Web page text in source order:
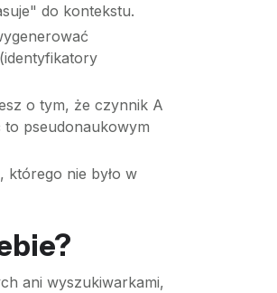
do kontekstu.
o tym, że czynnik A
to pseudonaukowym
którego nie było w
ani wyszukiwarkami,